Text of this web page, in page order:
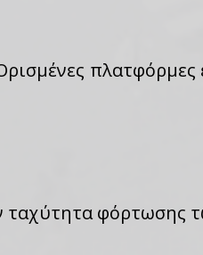
πλατφόρμες
ταχύτητα φόρτωσης